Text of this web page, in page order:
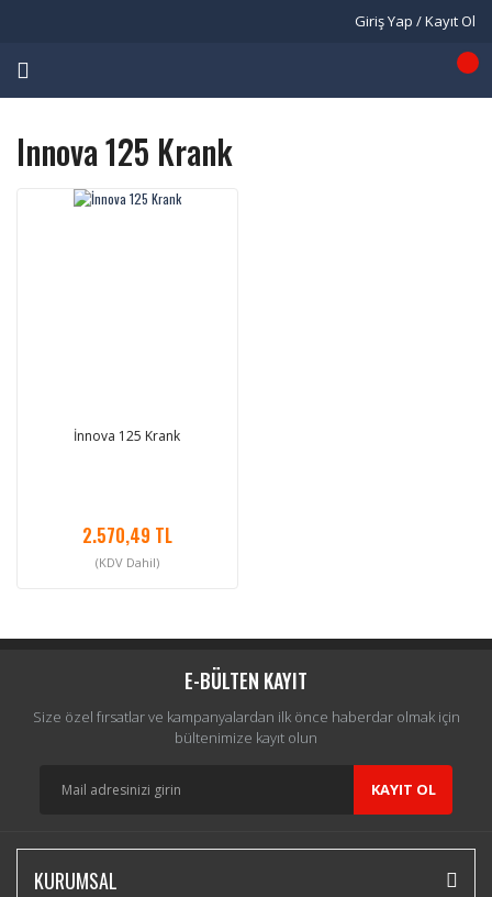
Giriş Yap / Kayıt Ol
Innova 125 Krank
İnnova 125 Krank
2.570,49 TL
(KDV Dahil)
E-BÜLTEN KAYIT
Size özel fırsatlar ve kampanyalardan ilk önce haberdar olmak için
bültenimize kayıt olun
KAYIT OL
KURUMSAL